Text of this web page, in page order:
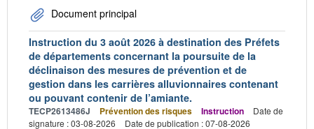
Document principal
Instruction du 3 août 2026 à destination des Préfets
de départements concernant la poursuite de la
déclinaison des mesures de prévention et de
gestion dans les carrières alluvionnaires contenant
ou pouvant contenir de l’amiante.
TECP2613486J Prévention des risques Instruction
Date de
signature : 03-08-2026
Date de publication : 07-08-2026